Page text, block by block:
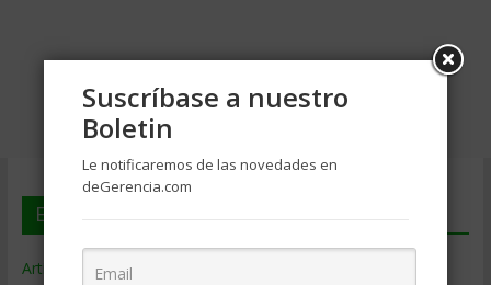
En deGerencia.com
Artículos de Gerencia
Suscríbase a nuestro
Boletin
Le notificaremos de las novedades en
deGerencia.com